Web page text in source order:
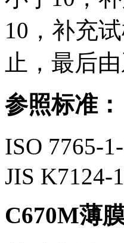
10，补充
止，最后
参照标准：
ISO 7765-
JIS K7124-1
C670M薄